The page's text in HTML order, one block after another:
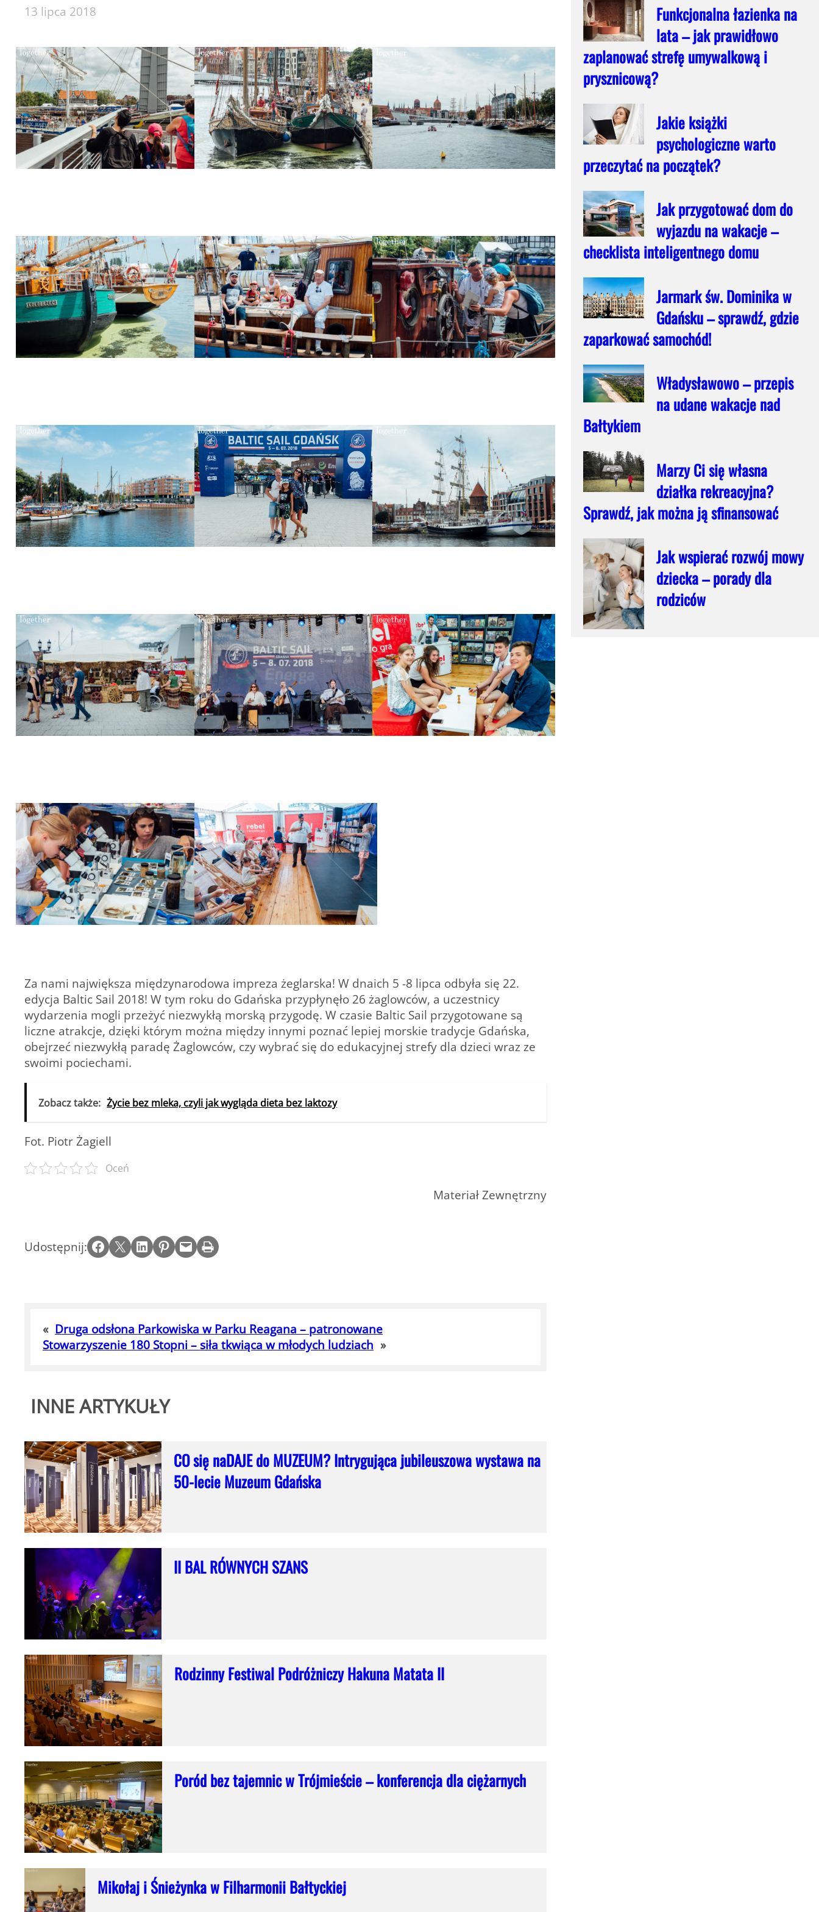
13 lipca 2018
Za nami największa międzynarodowa impreza żeglarska! W dnaich 5 -8 lipca odbyła się 22.
edycja Baltic Sail 2018! W tym roku do Gdańska przypłynęło 26 żaglowców, a uczestnicy
wydarzenia mogli przeżyć niezwykłą morską przygodę. W czasie Baltic Sail przygotowane są
liczne atrakcje, dzięki którym można między innymi poznać lepiej morskie tradycje Gdańska,
obejrzeć niezwykłą paradę Żaglowców, czy wybrać się do edukacyjnej strefy dla dzieci wraz ze
swoimi pociechami.
Zobacz także: Życie bez mleka, czyli jak wygląda dieta bez laktozy
Fot. Piotr Żagiell
Oceń
Materiał Zewnętrzny
Udostępnij: Share on Facebook Email this Page Share on LinkedIn Share on Pinterest Email this Page Print this Page
« Druga odsłona Parkowiska w Parku Reagana – patronowane
Stowarzyszenie 180 Stopni – siła tkwiąca w młodych ludziach »
INNE ARTYKUŁY
CO się naDAJE do MUZEUM? Intrygująca jubileuszowa wystawa na
50-lecie Muzeum Gdańska
II BAL RÓWNYCH SZANS
Rodzinny Festiwal Podróżniczy Hakuna Matata II
Poród bez tajemnic w Trójmieście – konferencja dla ciężarnych
Mikołaj i Śnieżynka w Filharmonii Bałtyckiej
Funkcjonalna łazienka na
lata – jak prawidłowo
zaplanować strefę umywalkową i
prysznicową?
Jakie książki
psychologiczne warto
przeczytać na początek?
Jak przygotować dom do
wyjazdu na wakacje –
checklista inteligentnego domu
Jarmark św. Dominika w
Gdańsku – sprawdź, gdzie
zaparkować samochód!
Władysławowo – przepis
na udane wakacje nad
Bałtykiem
Marzy Ci się własna
działka rekreacyjna?
Sprawdź, jak można ją sfinansować
Jak wspierać rozwój mowy
dziecka – porady dla
rodziców